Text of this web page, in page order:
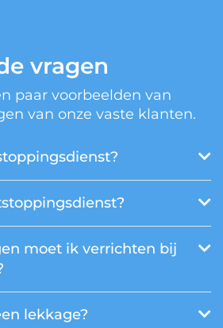
vragen
paar voorbeelden van
van onze vaste klanten.
moet ik verrichten bij
lekkage?